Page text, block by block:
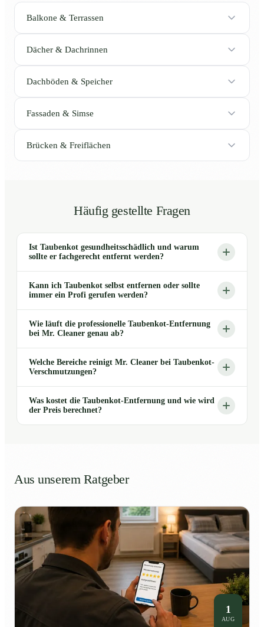
Balkone & Terrassen
Dächer & Dachrinnen
Dachböden & Speicher
Fassaden & Simse
Brücken & Freiflächen
Häufig gestellte Fragen
Ist Taubenkot gesundheitsschädlich und warum
sollte er fachgerecht entfernt werden?
Kann ich Taubenkot selbst entfernen oder sollte
immer ein Profi gerufen werden?
Wie läuft die professionelle Taubenkot-Entfernung
bei Mr. Cleaner genau ab?
Welche Bereiche reinigt Mr. Cleaner bei Taubenkot-
Verschmutzungen?
Was kostet die Taubenkot-Entfernung und wie wird
der Preis berechnet?
Aus unserem Ratgeber
1
AUG